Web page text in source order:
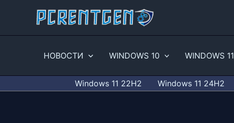
НОВОСТИ WINDOWS 10 WINDOWS 11
Windows 11 22H2 Windows 11 24H2